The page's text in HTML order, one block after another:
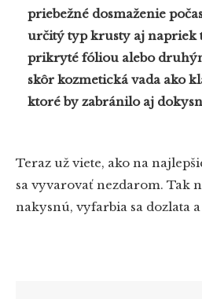
priebežné dosmaženie
určitý typ krusty aj napriek
prikryté fóliou alebo
skôr kozmetická vada ako
ktoré by zabránilo aj
Teraz už viete, ako na
sa vyvarovať nezdarom. Tak
nakysnú, vyfarbia sa dozlata